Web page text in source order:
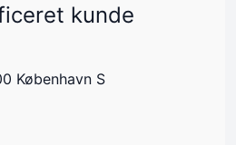
kunde
København S